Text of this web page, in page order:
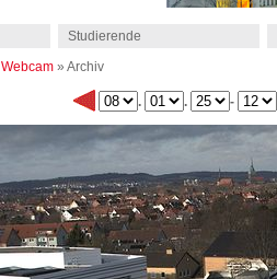
Studierende
Webcam » Archiv
. . -